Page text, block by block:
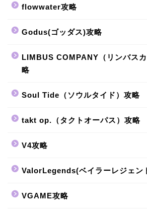
flowwater攻略
Godus(ゴッダス)攻略
LIMBUS COMPANY（リンバス
略
Soul Tide（ソウルタイド）攻略
takt op.（タクトオーパス）攻略
V4攻略
ValorLegends(ベイラーレジェン
VGAME攻略